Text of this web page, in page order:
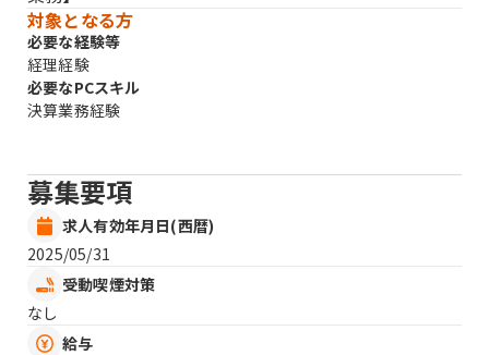
対象となる方
必要な経験等
経理経験
必要なPCスキル
決算業務経験
募集要項
求人有効年月日(西暦)
2025/05/31
受動喫煙対策
なし
給与